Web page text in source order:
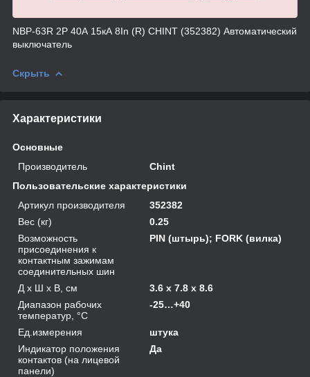
NBP-63R 2P 40А 15кА 8In (R) CHINT (352382) Автоматический
выключатель
Скрыть
Характеристики
Основные
Производитель
Chint
Пользовательские характеристики
Артикул производителя
352382
Вес (кг)
0.25
Возможность
присоединения к
контактным зажимам
соединительных шин
PIN (штырь); FORK (вилка)
Д х Ш х В, см
3.6 x 7.8 x 8.6
Диапазон рабочих
температур, °С
-25…+40
Ед.измерения
штука
Индикатор положения
контактов (на лицевой
панели)
Да